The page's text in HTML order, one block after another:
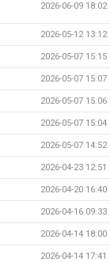
2026-06-09 18:02
2026-05-12 13:12
2026-05-07 15:15
2026-05-07 15:07
2026-05-07 15:06
2026-05-07 15:04
2026-05-07 14:52
2026-04-23 12:51
2026-04-20 16:40
2026-04-16 09:33
2026-04-14 18:00
2026-04-14 17:41